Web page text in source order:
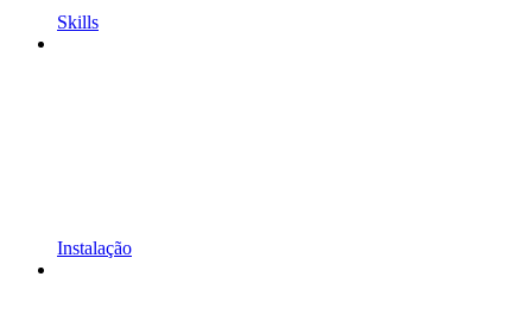
Skills
Instalação